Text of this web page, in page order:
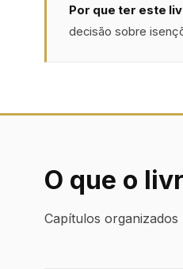
Por que ter este
decisão sobre
O que o
Capítulos